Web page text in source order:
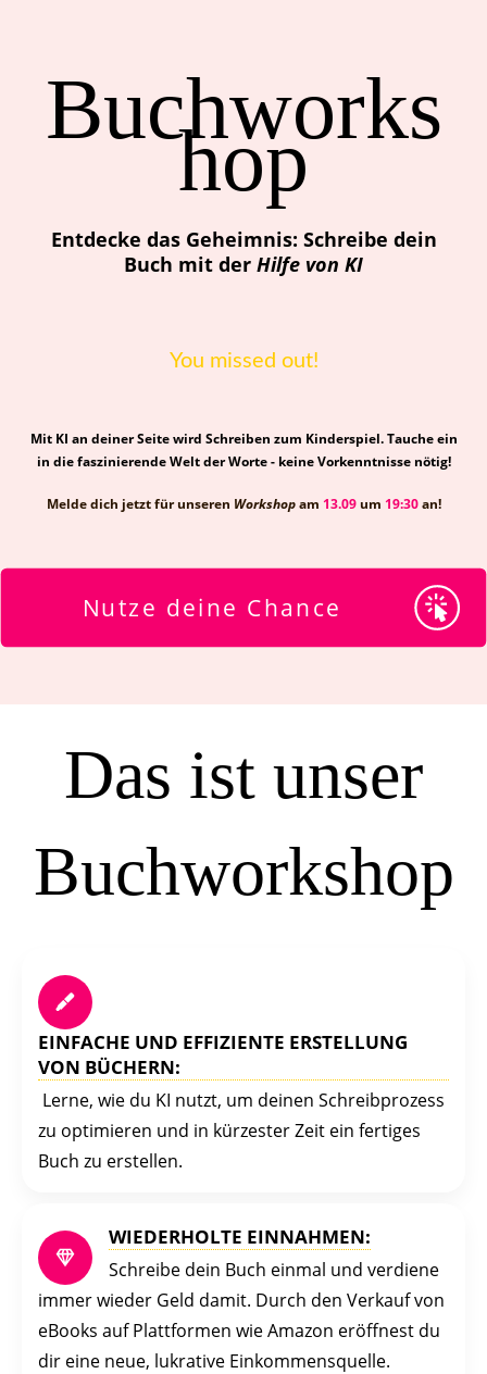
Buchworks
hop
Entdecke das Geheimnis: Schreibe dein
Buch mit der Hilfe von KI
You missed out!
Mit KI an deiner Seite wird Schreiben zum Kinderspiel. Tauche ein
in die faszinierende Welt der Worte - keine Vorkenntnisse nötig!
Melde dich jetzt für unseren Workshop am 13.09um 19:30an!
Nutze deine Chance
Das ist unser
Buchworkshop
EINFACHE UND EFFIZIENTE ERSTELLUNG
VON BÜCHERN:
Lerne, wie du KI nutzt, um deinen Schreibprozess
zu optimieren und in kürzester Zeit ein fertiges
Buch zu erstellen.
WIEDERHOLTE EINNAHMEN:
Schreibe dein Buch einmal und verdiene
immer wieder Geld damit. Durch den Verkauf von
eBooks auf Plattformen wie Amazon eröffnest du
dir eine neue, lukrative Einkommensquelle.